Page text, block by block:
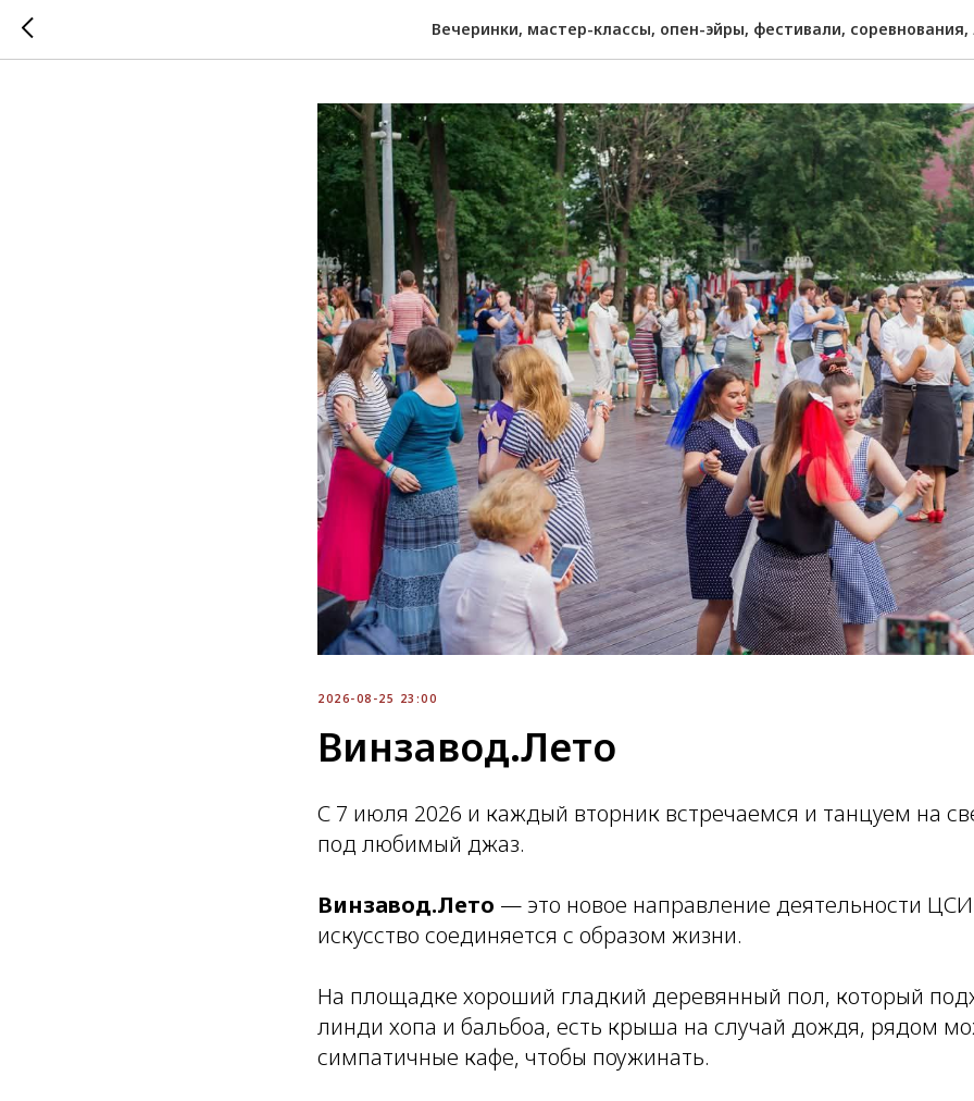
Вечеринки, мастер-классы, опен-эйры, фестивали, соревнования,
2026-08-25 23:00
Винзавод.Лето
С 7 июля 2026 и каждый вторник встречаемся и танцуем на
под любимый джаз.
Винзавод.Лето — это новое направление деятельности
искусство соединяется с образом жизни.
На площадке хороший гладкий деревянный пол, который
линди хопа и бальбоа, есть крыша на случай дождя, рядом
симпатичные кафе, чтобы поужинать.